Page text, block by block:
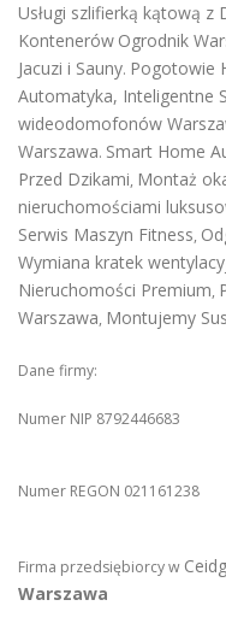
Usługi szlifierką kątową z
Kontenerów Ogrodnik
Jacuzi i Sauny. Pogotowie
Automatyka, Inteligentne
wideodomofonów
Warszawa. Smart Home
Przed Dzikami, Montaż
nieruchomościami
Serwis Maszyn Fitness,
Wymiana kratek
Nieruchomości Premium,
Warszawa, Montujemy
Dane firmy:
Numer NIP 8792446683
Numer REGON 021161238
Firma przedsiębiorcy w Ceidg
Warszawa